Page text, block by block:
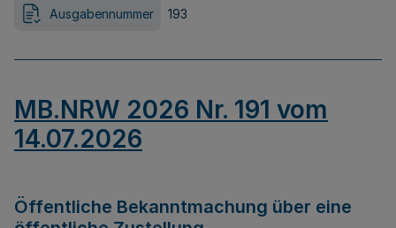
Ausgabennummer 193
MB.NRW 2026 Nr. 191 vom
14.07.2026
Öffentliche Bekanntmachung über eine